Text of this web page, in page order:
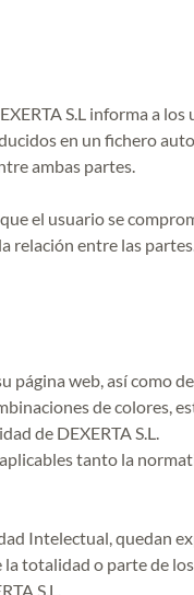
S.L informa a los
en un fichero
ambas partes.
el usuario se
relación entre las
página web, así como
de colores,
de DEXERTA S.L.
tanto la
Intelectual, quedan
totalidad o parte de
S.L.